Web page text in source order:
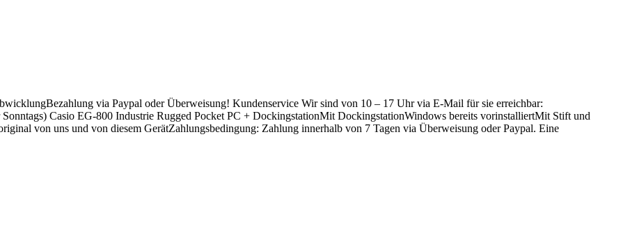
via Paypal oder Überweisung! Kundenservice Wir sind von 10 – 17 Uhr via E-Mail für sie erreichbar:
Casio EG-800 Industrie Rugged Pocket PC + DockingstationMit DockingstationWindows bereits vorinstalliertMit Stift und
von uns und von diesem GerätZahlungsbedingung: Zahlung innerhalb von 7 Tagen via Überweisung oder Paypal. Eine